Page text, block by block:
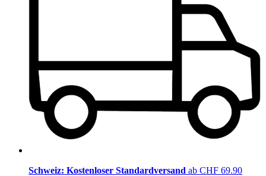
Schweiz: Kostenloser Standardversand ab CHF 69.90